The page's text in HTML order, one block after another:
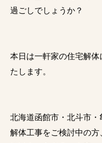
過ごしでしょうか？
本日は一軒家の住宅解
たします。
北海道函館市・北斗市
解体工事をご検討中の